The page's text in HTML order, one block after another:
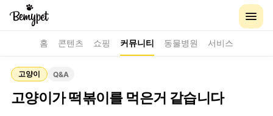
홈 콘텐츠 쇼핑 커뮤니티 동물병원 서비스
고양이 Q&A
고양이가 떡볶이를 먹은거 같습니다